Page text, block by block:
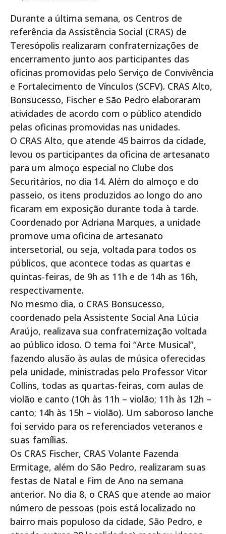
Durante a última semana, os Centros de
referência da Assistência Social (CRAS) de
Teresópolis realizaram confraternizações de
encerramento junto aos participantes das
oficinas promovidas pelo Serviço de Convivência
e Fortalecimento de Vínculos (SCFV). CRAS Alto,
Bonsucesso, Fischer e São Pedro elaboraram
atividades de acordo com o público atendido
pelas oficinas promovidas nas unidades.
O CRAS Alto, que atende 45 bairros da cidade,
levou os participantes da oficina de artesanato
para um almoço especial no Clube dos
Securitários, no dia 14. Além do almoço e do
passeio, os itens produzidos ao longo do ano
ficaram em exposição durante toda à tarde.
Coordenado por Adriana Marques, a unidade
promove uma oficina de artesanato
intersetorial, ou seja, voltada para todos os
públicos, que acontece todas as quartas e
quintas-feiras, de 9h as 11h e de 14h as 16h,
respectivamente.
No mesmo dia, o CRAS Bonsucesso,
coordenado pela Assistente Social Ana Lúcia
Araújo, realizava sua confraternização voltada
ao público idoso. O tema foi “Arte Musical”,
fazendo alusão às aulas de música oferecidas
pela unidade, ministradas pelo Professor Vitor
Collins, todas as quartas-feiras, com aulas de
violão e canto (10h às 11h – violão; 11h às 12h –
canto; 14h às 15h – violão). Um saboroso lanche
foi servido para os referenciados veteranos e
suas famílias.
Os CRAS Fischer, CRAS Volante Fazenda
Ermitage, além do São Pedro, realizaram suas
festas de Natal e Fim de Ano na semana
anterior. No dia 8, o CRAS que atende ao maior
número de pessoas (pois está localizado no
bairro mais populoso da cidade, São Pedro, e